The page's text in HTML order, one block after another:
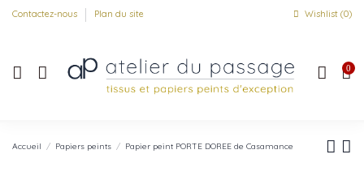
Contactez-nous Plan du site Wishlist (0)
0
Accueil Papiers peints Papier peint PORTE DOREE de Casamance